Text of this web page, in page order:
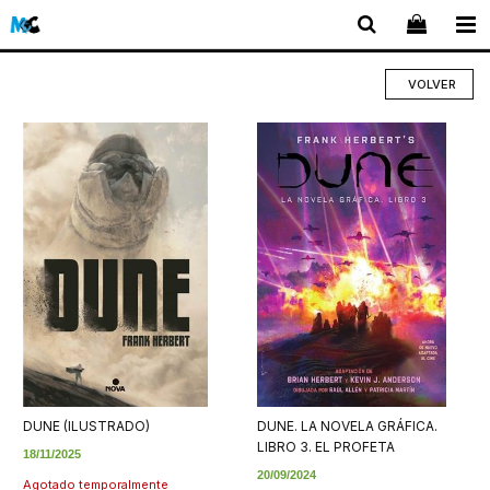
VOLVER
DUNE (ILUSTRADO)
18/11/2025
Agotado temporalmente
DUNE. LA NOVELA GRÁFICA.
LIBRO 3. EL PROFETA
20/09/2024